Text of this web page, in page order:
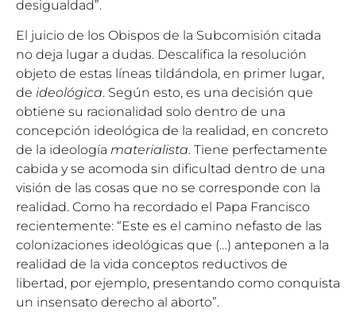
desigualdad”.
El juicio de los Obispos de la Subcomisión citada
no deja lugar a dudas. Descalifica la resolución
objeto de estas líneas tildándola, en primer lugar,
de ideológica. Según esto, es una decisión que
obtiene su racionalidad solo dentro de una
concepción ideológica de la realidad, en concreto
de la ideología materialista. Tiene perfectamente
cabida y se acomoda sin dificultad dentro de una
visión de las cosas que no se corresponde con la
realidad. Como ha recordado el Papa Francisco
recientemente: “Este es el camino nefasto de las
colonizaciones ideológicas que (…) anteponen a la
realidad de la vida conceptos reductivos de
libertad, por ejemplo, presentando como conquista
un insensato derecho al aborto”.